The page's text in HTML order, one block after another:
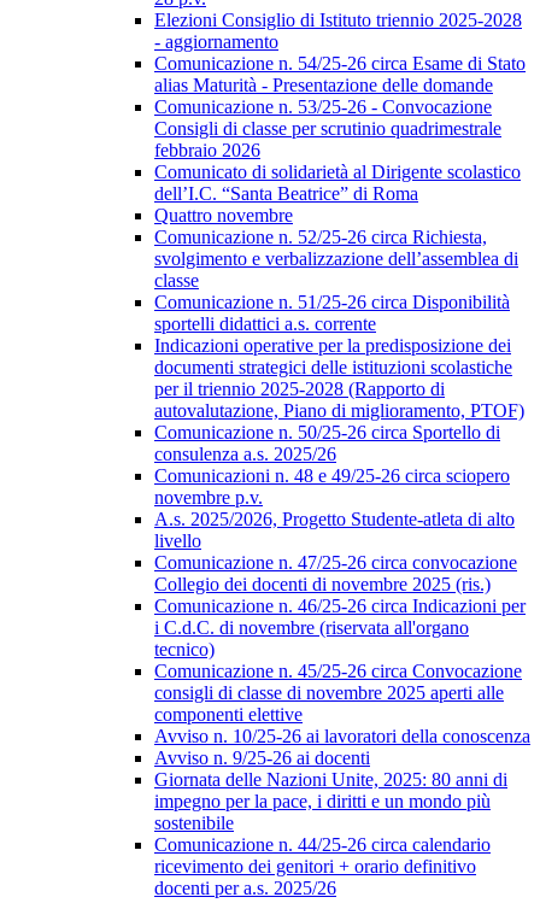
Elezioni Consiglio di Istituto triennio 2025-2028
- aggiornamento
Comunicazione n. 54/25-26 circa Esame di Stato
alias Maturità - Presentazione delle domande
Comunicazione n. 53/25-26 - Convocazione
Consigli di classe per scrutinio quadrimestrale
febbraio 2026
Comunicato di solidarietà al Dirigente scolastico
dell’I.C. “Santa Beatrice” di Roma
Quattro novembre
Comunicazione n. 52/25-26 circa Richiesta,
svolgimento e verbalizzazione dell’assemblea di
classe
Comunicazione n. 51/25-26 circa Disponibilità
sportelli didattici a.s. corrente
Indicazioni operative per la predisposizione dei
documenti strategici delle istituzioni scolastiche
per il triennio 2025-2028 (Rapporto di
autovalutazione, Piano di miglioramento, PTOF)
Comunicazione n. 50/25-26 circa Sportello di
consulenza a.s. 2025/26
Comunicazioni n. 48 e 49/25-26 circa sciopero
novembre p.v.
A.s. 2025/2026, Progetto Studente-atleta di alto
livello
Comunicazione n. 47/25-26 circa convocazione
Collegio dei docenti di novembre 2025 (ris.)
Comunicazione n. 46/25-26 circa Indicazioni per
i C.d.C. di novembre (riservata all'organo
tecnico)
Comunicazione n. 45/25-26 circa Convocazione
consigli di classe di novembre 2025 aperti alle
componenti elettive
Avviso n. 10/25-26 ai lavoratori della conoscenza
Avviso n. 9/25-26 ai docenti
Giornata delle Nazioni Unite, 2025: 80 anni di
impegno per la pace, i diritti e un mondo più
sostenibile
Comunicazione n. 44/25-26 circa calendario
ricevimento dei genitori + orario definitivo
docenti per a.s. 2025/26